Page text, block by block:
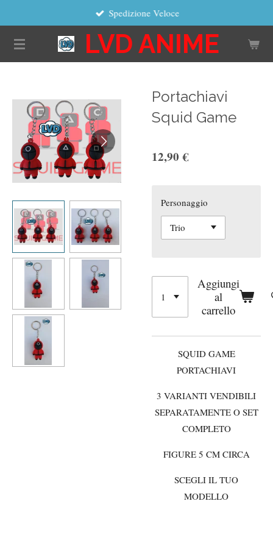
contenuto
principale
LVD ANIME
Spedizione Veloce
Portachiavi
Squid Game
12,90 €
Personaggio
Aggiungi
al
carrello
SQUID GAME
PORTACHIAVI
3 VARIANTI VENDIBILI
SEPARATAMENTE O SET
COMPLETO
FIGURE 5 CM CIRCA
SCEGLI IL TUO
MODELLO